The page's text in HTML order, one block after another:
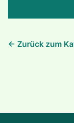
← Zurück zum